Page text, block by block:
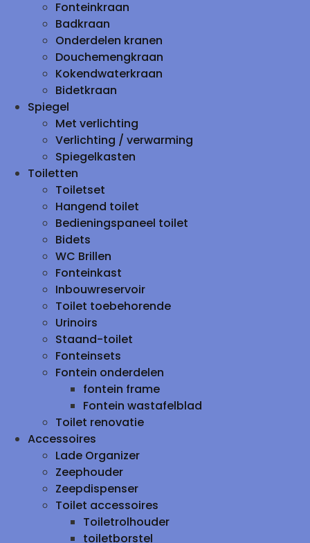
Fonteinkraan
Badkraan
Onderdelen kranen
Douchemengkraan
Kokendwaterkraan
Bidetkraan
Spiegel
Met verlichting
Verlichting / verwarming
Spiegelkasten
Toiletten
Toiletset
Hangend toilet
Bedieningspaneel toilet
Bidets
WC Brillen
Fonteinkast
Inbouwreservoir
Toilet toebehorende
Urinoirs
Staand-toilet
Fonteinsets
Fontein onderdelen
fontein frame
Fontein wastafelblad
Toilet renovatie
Accessoires
Lade Organizer
Zeephouder
Zeepdispenser
Toilet accessoires
Toiletrolhouder
toiletborstel